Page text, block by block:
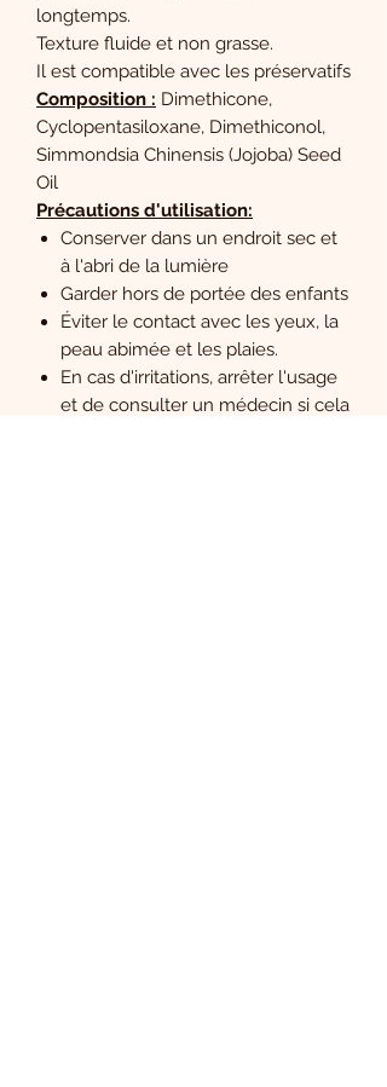
longtemps.
Texture fluide et non grasse.
Il est compatible avec les préservatifs
Composition : Dimethicone,
Cyclopentasiloxane, Dimethiconol,
Simmondsia Chinensis (Jojoba) Seed
Oil
Précautions d'utilisation:
Conserver dans un endroit sec et
à l'abri de la lumière
Garder hors de portée des enfants
Éviter le contact avec les yeux, la
peau abimée et les plaies.
En cas d'irritations, arrêter l'usage
et de consulter un médecin si cela